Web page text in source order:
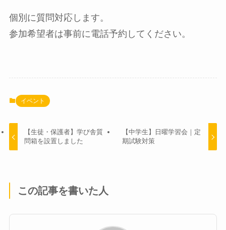
個別に質問対応します。
参加希望者は事前に電話予約してください。
イベント
【生徒・保護者】学び舎質
問箱を設置しました
【中学生】日曜学習会｜定
期試験対策
この記事を書いた人